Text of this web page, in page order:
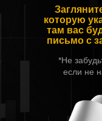
которую
там вас
письмо с
*Не
если не